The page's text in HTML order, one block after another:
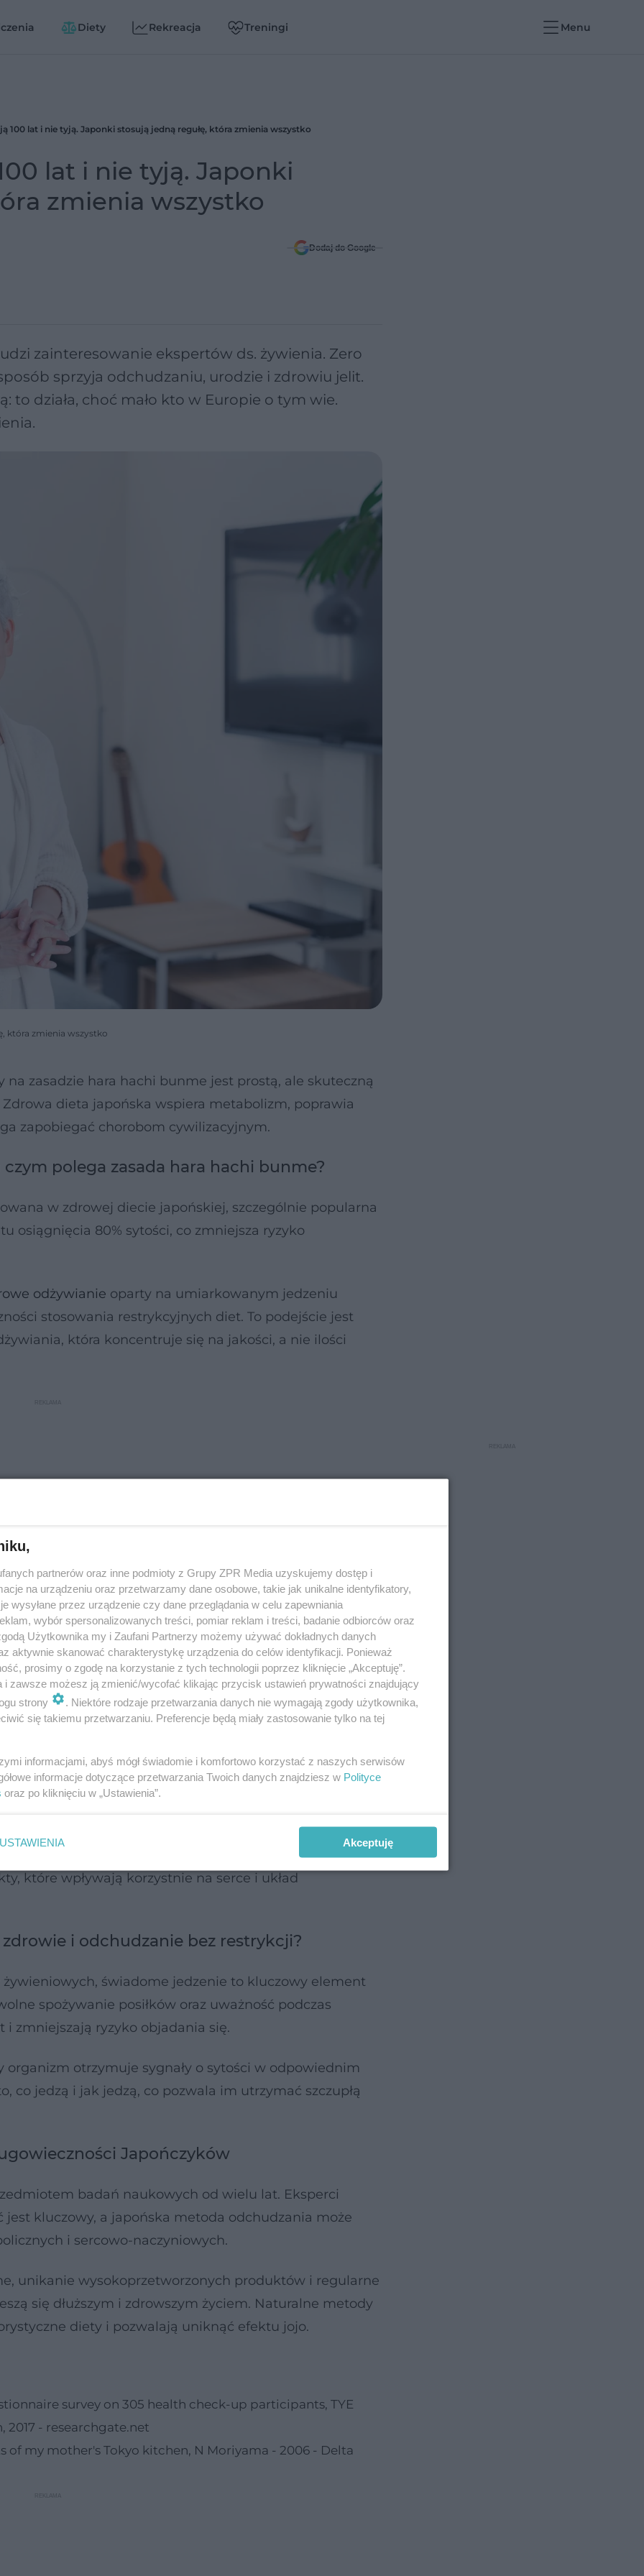
Diety Rekreacja Treningi Menu
100 lat i nie tyją. Japonki stosują jedną regułę, która zmienia wszystko
lat i nie tyją. Japonki
zmienia wszystko
Dodaj do Google
zainteresowanie ekspertów ds. żywienia. Zero
sprzyja odchudzaniu, urodzie i zdrowiu jelit.
to działa, choć mało kto w Europie o tym wie.
która zmienia wszystko
na zasadzie hara hachi bunme jest prostą, ale skuteczną
dieta japońska wspiera metabolizm, poprawia
zapobiegać chorobom cywilizacyjnym.
polega zasada hara hachi bunme?
w zdrowej diecie japońskiej, szczególnie popularna
osiągnięcia 80% sytości, co zmniejsza ryzyko
odżywianie oparty na umiarkowanym jedzeniu
stosowania restrykcyjnych diet. To podejście jest
która koncentruje się na jakości, a nie ilości
o budowaniu odporności na
MATERIAŁ SPONSOROWANY
styl życia Japończyków
spożywanie małych porcji, powolne jedzenie i
spożywają dużo świeżych warzyw, ryb i fermentowanych
kondycję organizmu. Ich dieta długowieczności
które wpływają korzystnie na serce i układ
i odchudzanie bez restrykcji?
świadome jedzenie to kluczowy element
spożywanie posiłków oraz uważność podczas
zmniejszają ryzyko objadania się.
otrzymuje sygnały o sytości w odpowiednim
co jedzą i jak jedzą, co pozwala im utrzymać szczupłą
Japończyków
badań naukowych od wielu lat. Eksperci
jest kluczowy, a japońska metoda odchudzania może
i sercowo-naczyniowych.
unikanie wysokoprzetworzonych produktów i regularne
się dłuższym i zdrowszym życiem. Naturalne metody
diety i pozwalają uniknąć efektu jojo.
survey on 305 health check-up participants, TYE
- researchgate.net
my mother's Tokyo kitchen, N Moriyama - 2006 - Delta
partnerów oraz inne podmioty z Grupy ZPR Media uzyskujemy dostęp i
na urządzeniu oraz przetwarzamy dane osobowe, takie jak unikalne identyfikatory,
wysyłane przez urządzenie czy dane przeglądania w celu zapewniania
wybór spersonalizowanych treści, pomiar reklam i treści, badanie odbiorców oraz
Użytkownika my i Zaufani Partnerzy możemy używać dokładnych danych
aktywnie skanować charakterystykę urządzenia do celów identyfikacji. Ponieważ
prosimy o zgodę na korzystanie z tych technologii poprzez kliknięcie „Akceptuję”.
i zawsze możesz ją zmienić/wycofać klikając przycisk ustawień prywatności znajdujący
strony
. Niektóre rodzaje przetwarzania danych nie wymagają zgody użytkownika,
się takiemu przetwarzaniu. Preferencje będą miały zastosowanie tylko na tej
informacjami, abyś mógł świadomie i komfortowo korzystać z naszych serwisów
informacje dotyczące przetwarzania Twoich danych znajdziesz w Polityce
oraz po kliknięciu w „Ustawienia”.
USTAWIENIA Akceptuję